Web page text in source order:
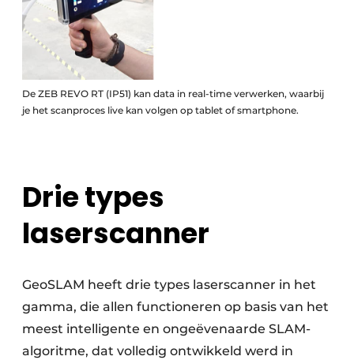
De ZEB REVO RT (IP51) kan data in real-time verwerken, waarbij
je het scanproces live kan volgen op tablet of smartphone.
Drie types
laserscanner
GeoSLAM heeft drie types laserscanner in het
gamma, die allen functioneren op basis van het
meest intelligente en ongeëvenaarde SLAM-
algoritme, dat volledig ontwikkeld werd in